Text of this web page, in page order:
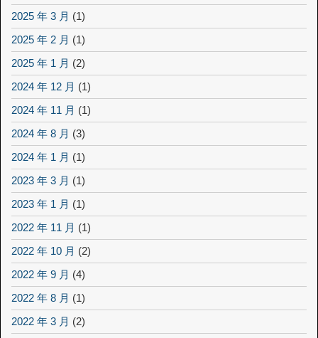
2025 年 3 月 (1)
2025 年 2 月 (1)
2025 年 1 月 (2)
2024 年 12 月 (1)
2024 年 11 月 (1)
2024 年 8 月 (3)
2024 年 1 月 (1)
2023 年 3 月 (1)
2023 年 1 月 (1)
2022 年 11 月 (1)
2022 年 10 月 (2)
2022 年 9 月 (4)
2022 年 8 月 (1)
2022 年 3 月 (2)